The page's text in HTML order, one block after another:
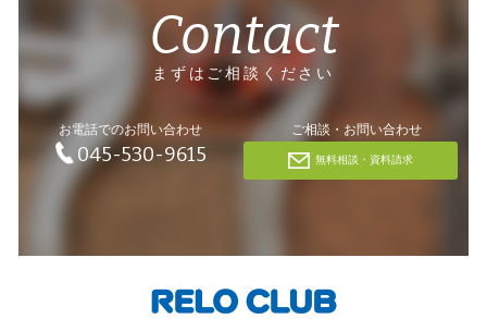
Contact
まずはご相談ください
お電話でのお問い合わせ
045-530-9615
ご相談・お問い合わせ
無料相談・資料請求